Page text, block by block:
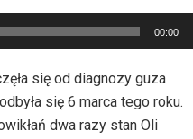
00:00
się od diagnozy guza
się 6 marca tego roku.
dwa razy stan Oli